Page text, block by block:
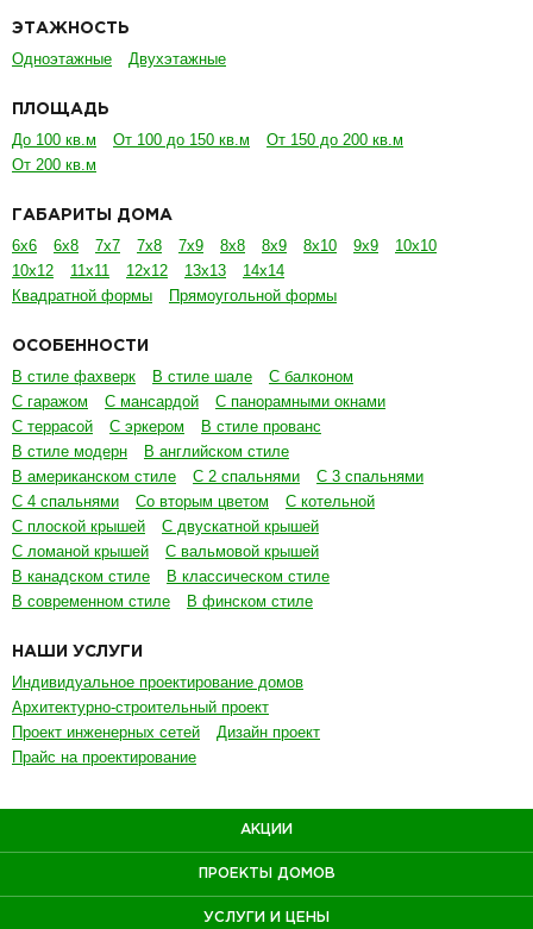
ЭТАЖНОСТЬ
Одноэтажные Двухэтажные
ПЛОЩАДЬ
До 100 кв.м От 100 до 150 кв.м
От 150 до 200 кв.м
От 200 кв.м
ГАБАРИТЫ ДОМА
6х6 6х8 7х7 7х8 7х9 8х8 8х9 8х10 9х9
10х10
10х12
11х11 12х12 13х13
14х14
Квадратной формы
Прямоугольной формы
ОСОБЕННОСТИ
В стиле фахверк В стиле шале
С балконом
С гаражом
С мансардой
С панорамными окнами
С террасой
С эркером
В стиле прованс
В стиле модерн
В английском стиле
В американском стиле
С 2 спальнями
С 3 спальнями
С 4 спальнями
Со вторым цветом
С котельной
С плоской крышей
С двускатной крышей
С ломаной крышей
С вальмовой крышей
В канадском стиле
В классическом стиле
В современном стиле
В финском стиле
НАШИ УСЛУГИ
Индивидуальное проектирование домов
Архитектурно-строительный проект
Проект инженерных сетей
Дизайн проект
Прайс на проектирование
АКЦИИ
ПРОЕКТЫ ДОМОВ
УСЛУГИ И ЦЕНЫ